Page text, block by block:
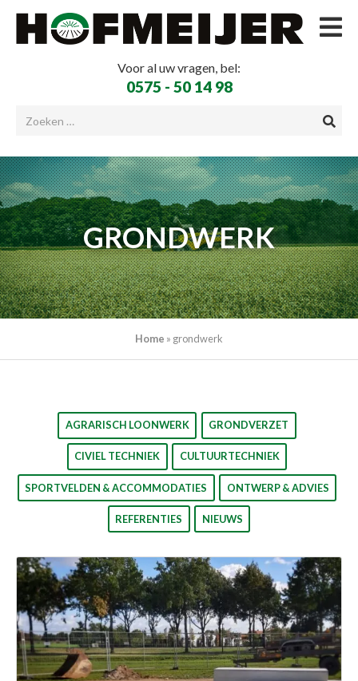
Voor al uw vragen, bel:
0575 - 50 14 98
GRONDWERK
Home » grondwerk
AGRARISCH LOONWERK GRONDVERZET
CIVIEL TECHNIEK CULTUURTECHNIEK
SPORTVELDEN & ACCOMMODATIES ONTWERP & ADVIES
REFERENTIES NIEUWS